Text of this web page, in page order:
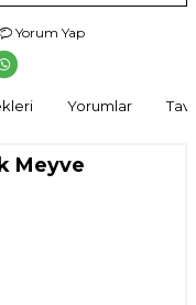
Yorum Yap
Yorumlar
Meyve